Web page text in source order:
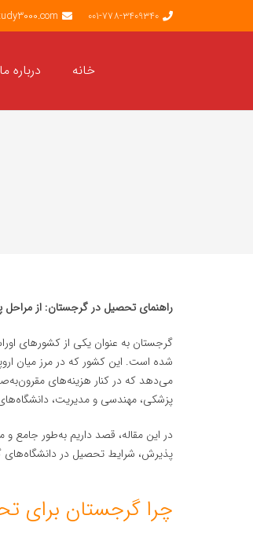
001-778-3409340
خانه درباره ما
راهنمای تحصیل در گرجستان: از
گرجستان به عنوان یکی از کشورهای
شده است. این کشور که در مرز میان
می‌دهد که در کنار هزینه‌های
پزشکی، مهندسی و مدیریت،
در این مقاله، قصد داریم به‌طور جامع و
پذیرش، شرایط تحصیل در
چرا گرجستان برای